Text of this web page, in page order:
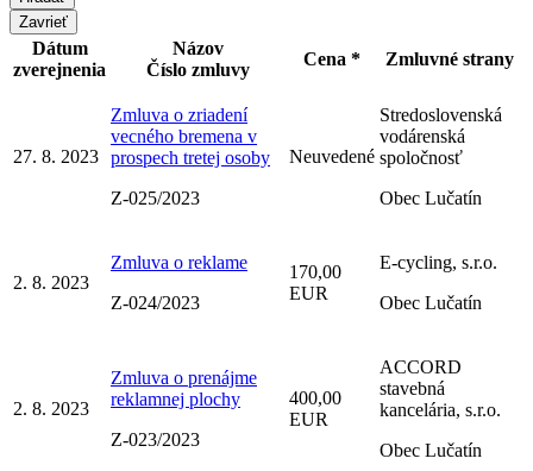
Zavrieť
Dátum
zverejnenia
Názov
Číslo zmluvy
Cena * Zmluvné strany
27. 8. 2023
Zmluva o zriadení
vecného bremena v
prospech tretej osoby
Z-025/2023
Neuvedené
Stredoslovenská
vodárenská
spoločnosť
Obec Lučatín
2. 8. 2023
Zmluva o reklame
Z-024/2023
170,00
EUR
E-cycling, s.r.o.
Obec Lučatín
2. 8. 2023
Zmluva o prenájme
reklamnej plochy
Z-023/2023
400,00
EUR
ACCORD
stavebná
kancelária, s.r.o.
Obec Lučatín